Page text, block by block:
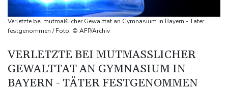
den Winter
Drohnen über Bundeswehrstandort in Nordrhein-Westfalen
gesichtet
Baka als Staatschef
Schwimm-EM: Halbisch winkt und springt zu Bronze
Selenskyj: Ukraine hat praktisch keine intakten
Verletzte bei mutmaßlicher Gewalttat an Gymnasium in Bayern - Täter
festgenommen / Foto: © AFP/Archiv
VERLETZTE BEI MUTMASSLICHER G
EWALTTAT AN GYMNASIUM IN B
AYERN - TÄTER FESTGENOMMEN